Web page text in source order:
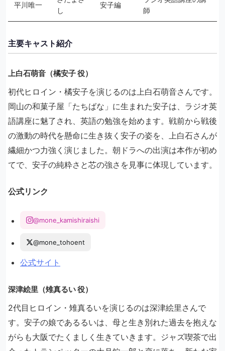
平川唯一
し
安子編
師
主要キャスト紹介
上白石萌音（橘安子 役）
初代ヒロイン・橘安子を演じるのは上白石萌音さんです。
岡山の和菓子屋「たちばな」に生まれた安子は、ラジオ英
語講座に魅了され、英語の勉強を始めます。戦前から戦後
の激動の時代を懸命に生き抜く安子の姿を、上白石さんが
繊細かつ力強く演じました。朝ドラへの出演は本作が初め
てで、安子の純粋さと芯の強さを見事に体現しています。
公式リンク
@mone_kamishiraishi
@mone_tohoent
公式サイト
深津絵里（雉真るい 役）
2代目ヒロイン・雉真るいを演じるのは深津絵里さんで
す。安子の娘であるるいは、母と生き別れた過去を抱えな
がらも大阪でたくましく生きていきます。ジャズ喫茶で出